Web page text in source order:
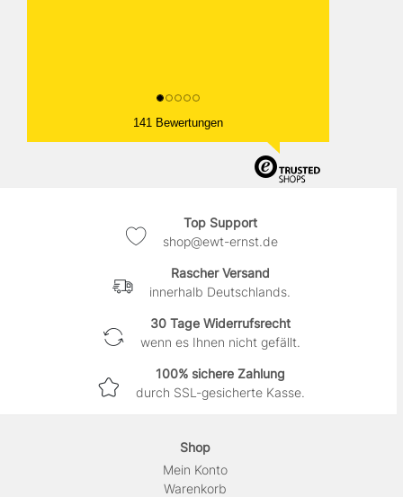
141 Bewertungen
Top Support
shop@ewt-ernst.de
Rascher Versand
innerhalb Deutschlands.
30 Tage Widerrufsrecht
wenn es Ihnen nicht gefällt.
100% sichere Zahlung
durch SSL-gesicherte Kasse.
Shop
Mein Konto
Warenkorb